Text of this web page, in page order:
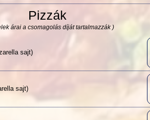
Pizzák
árai a csomagolás díját tartalmazzák )
sajt)
sajt)